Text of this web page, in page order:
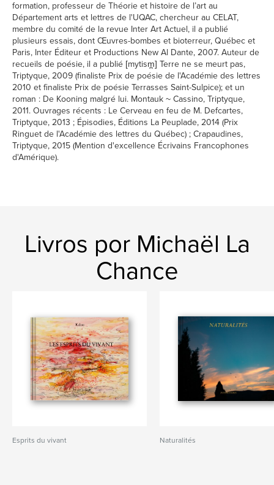
formation, professeur de Théorie et histoire de l’art au
Département arts et lettres de l'UQAC, chercheur au CELAT,
membre du comité de la revue Inter Art Actuel, il a publié
plusieurs essais, dont Œuvres-bombes et bioterreur, Québec et
Paris, Inter Éditeur et Productions New Al Dante, 2007. Auteur de
recueils de poésie, il a publié [mytism̪] Terre ne se meurt pas,
Triptyque, 2009 (finaliste Prix de poésie de l'Académie des lettres
2010 et finaliste Prix de poésie Terrasses Saint-Sulpice); et un
roman : De Kooning malgré lui. Montauk ~ Cassino, Triptyque,
2011. Ouvrages récents : Le Cerveau en feu de M. Defcartes,
Triptyque, 2013 ; Épisodies, Éditions La Peuplade, 2014 (Prix
Ringuet de l'Académie des lettres du Québec) ; Crapaudines,
Triptyque, 2015 (Mention d'excellence Écrivains Francophones
d'Amérique).
Livros por Michaël La
Chance
Esprits du vivant Naturalités